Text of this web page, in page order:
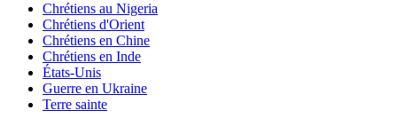
Chrétiens au Nigeria
Chrétiens d'Orient
Chrétiens en Chine
Chrétiens en Inde
États-Unis
Guerre en Ukraine
Terre sainte